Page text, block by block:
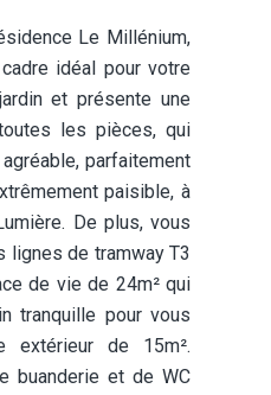
Le Millénium,
idéal pour votre
et présente une
les pièces, qui
parfaitement
paisible, à
De plus, vous
lignes de tramway T3
de vie de 24m² qui
tranquille pour vous
extérieur de 15m².
buanderie et de WC